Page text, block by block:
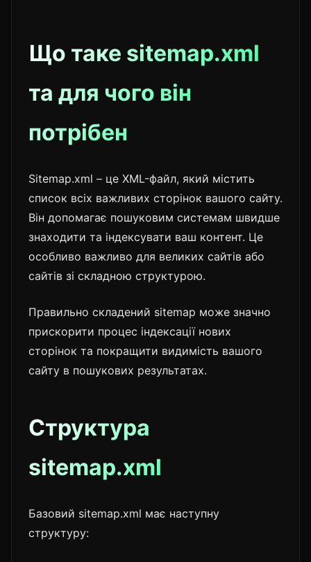
Що таке sitemap.xml
та для чого він
потрібен
Sitemap.xml – це XML-файл, який містить
список всіх важливих сторінок вашого сайту.
Він допомагає пошуковим системам швидше
знаходити та індексувати ваш контент. Це
особливо важливо для великих сайтів або
сайтів зі складною структурою.
Правильно складений sitemap може значно
прискорити процес індексації нових
сторінок та покращити видимість вашого
сайту в пошукових результатах.
Структура
sitemap.xml
Базовий sitemap.xml має наступну
структуру: